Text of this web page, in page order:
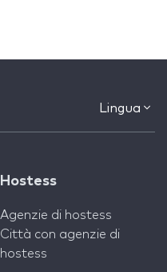
Lingua
Hostess
Agenzie di hostess
Città con agenzie di
hostess